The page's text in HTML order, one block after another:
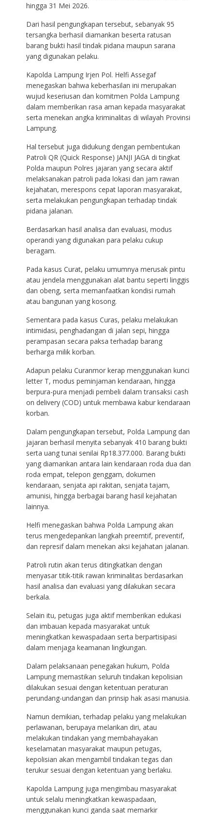
hingga 31 Mei 2026.
Dari hasil pengungkapan tersebut, sebanyak 95
tersangka berhasil diamankan beserta ratusan
barang bukti hasil tindak pidana maupun sarana
yang digunakan pelaku.
Kapolda Lampung Irjen Pol. Helfi Assegaf
menegaskan bahwa keberhasilan ini merupakan
wujud keseriusan dan komitmen Polda Lampung
dalam memberikan rasa aman kepada masyarakat
serta menekan angka kriminalitas di wilayah Provinsi
Lampung.
Hal tersebut juga didukung dengan pembentukan
Patroli QR (Quick Response) JANJI JAGA di tingkat
Polda maupun Polres jajaran yang secara aktif
melaksanakan patroli pada lokasi dan jam rawan
kejahatan, merespons cepat laporan masyarakat,
serta melakukan pengungkapan terhadap tindak
pidana jalanan.
Berdasarkan hasil analisa dan evaluasi, modus
operandi yang digunakan para pelaku cukup
beragam.
Pada kasus Curat, pelaku umumnya merusak pintu
atau jendela menggunakan alat bantu seperti linggis
dan obeng, serta memanfaatkan kondisi rumah
atau bangunan yang kosong.
Sementara pada kasus Curas, pelaku melakukan
intimidasi, penghadangan di jalan sepi, hingga
perampasan secara paksa terhadap barang
berharga milik korban.
Adapun pelaku Curanmor kerap menggunakan kunci
letter T, modus peminjaman kendaraan, hingga
berpura-pura menjadi pembeli dalam transaksi cash
on delivery (COD) untuk membawa kabur kendaraan
korban.
Dalam pengungkapan tersebut, Polda Lampung dan
jajaran berhasil menyita sebanyak 410 barang bukti
serta uang tunai senilai Rp18.377.000. Barang bukti
yang diamankan antara lain kendaraan roda dua dan
roda empat, telepon genggam, dokumen
kendaraan, senjata api rakitan, senjata tajam,
amunisi, hingga berbagai barang hasil kejahatan
lainnya.
Helfi menegaskan bahwa Polda Lampung akan
terus mengedepankan langkah preemtif, preventif,
dan represif dalam menekan aksi kejahatan jalanan.
Patroli rutin akan terus ditingkatkan dengan
menyasar titik-titik rawan kriminalitas berdasarkan
hasil analisa dan evaluasi yang dilakukan secara
berkala.
Selain itu, petugas juga aktif memberikan edukasi
dan imbauan kepada masyarakat untuk
meningkatkan kewaspadaan serta berpartisipasi
dalam menjaga keamanan lingkungan.
Dalam pelaksanaan penegakan hukum, Polda
Lampung memastikan seluruh tindakan kepolisian
dilakukan sesuai dengan ketentuan peraturan
perundang-undangan dan prinsip hak asasi manusia.
Namun demikian, terhadap pelaku yang melakukan
perlawanan, berupaya melarikan diri, atau
melakukan tindakan yang membahayakan
keselamatan masyarakat maupun petugas,
kepolisian akan mengambil tindakan tegas dan
terukur sesuai dengan ketentuan yang berlaku.
Kapolda Lampung juga mengimbau masyarakat
untuk selalu meningkatkan kewaspadaan,
menggunakan kunci ganda saat memarkir